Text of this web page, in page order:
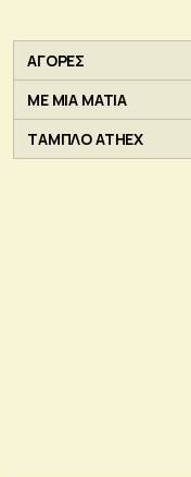
ΑΓΟΡΕΣ
ΜΕ ΜΙΑ ΜΑΤΙΑ
ΤΑΜΠΛΟ ATHEX